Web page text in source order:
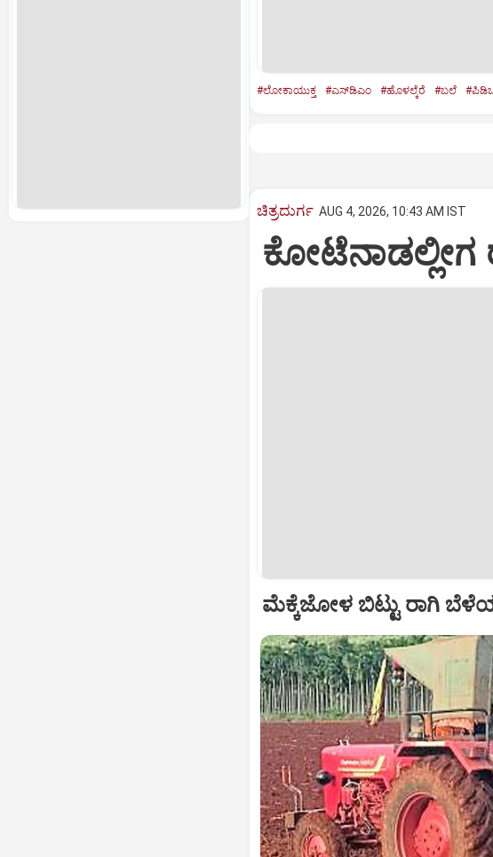
#ಲೋಕಾಯುಕ್ತ #ಎಸ್‌ಡಿಎಂ #ಹೊಳಲ್ಕೆರೆ #ಬಲೆ
ಚಿತ್ರದುರ್ಗ AUG 4, 2026, 10:43 AM IST
ಕೋಟೆನಾಡಲ್ಲೀಗ
ಮೆಕ್ಕೆಜೋಳ ಬಿಟ್ಟು ರಾಗಿ